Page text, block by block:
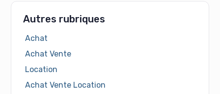
Autres rubriques
Achat
Achat Vente
Location
Achat Vente Location